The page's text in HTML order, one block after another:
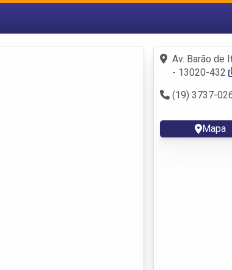
Fazer login
Criar conta
Av. Barão de
- 13020-432
(19) 3737-
Mapa